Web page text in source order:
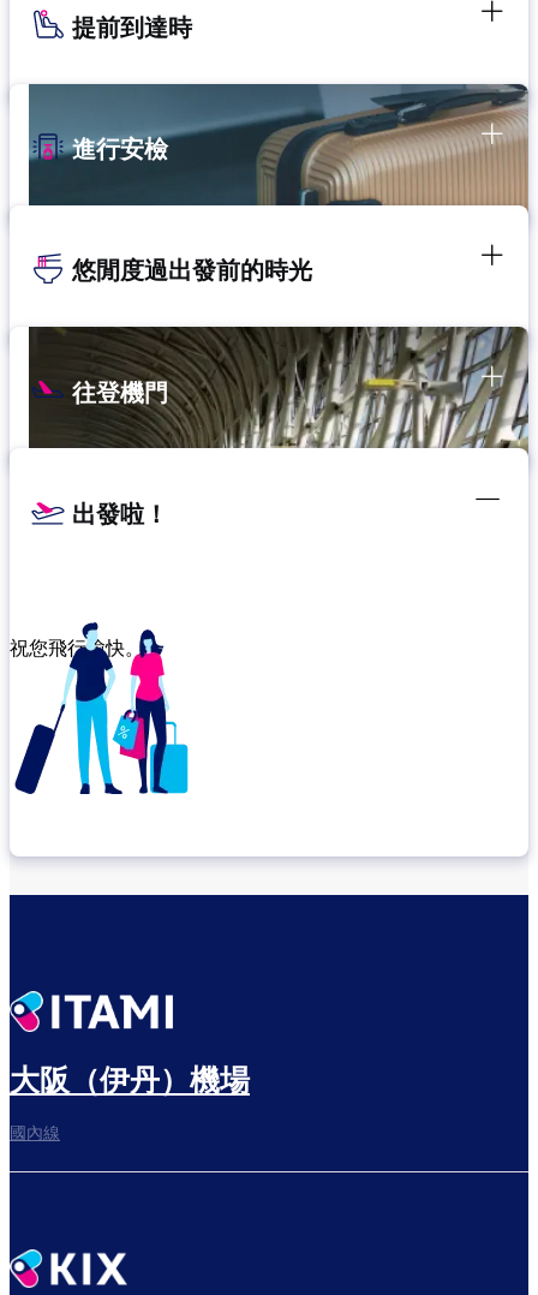
提前到達時
進行安檢
悠閒度過出發前的時光
往登機門
出發啦！
祝您飛行愉快。
往登機門
大阪（伊丹）機場
國內線